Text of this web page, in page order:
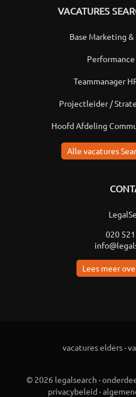
VACATURES
Base Marketing
Teammanager
Projectleider /
Hoofd Afdeling
Alle vacatures
020
Lees meer
vacatures elders·
© 2026 legalsearch ·
privacybeleid ·